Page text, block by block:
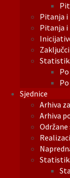
Pitanja
Pitanja i
Sjednice
Arhiva
Arhiva
Održane